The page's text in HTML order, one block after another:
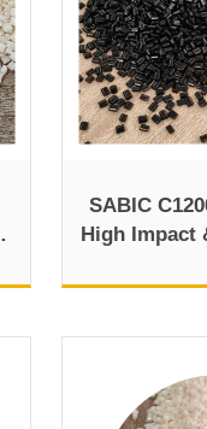
SABIC
High Impact